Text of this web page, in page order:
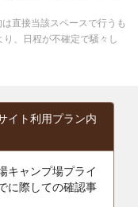
直接当該スペースで行うも
、日程が不確定で騒々し
イト利用プラン内
キャンプ場プライ
に際しての確認事